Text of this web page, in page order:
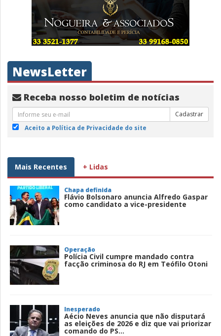
NewsLetter
Receba nosso boletim de notícias
Cadastrar
Aceito a Política de Privacidade do site
Mais Recentes + Lidas
Chapa definida
Flávio Bolsonaro anuncia Alfredo Gaspar
como candidato a vice-presidente
Operação
Polícia Civil cumpre mandado contra
facção criminosa do RJ em Teófilo Otoni
Inesperado
Aécio Neves anuncia que não disputará
as eleições de 2026 e diz que vai priorizar
comando do PS...